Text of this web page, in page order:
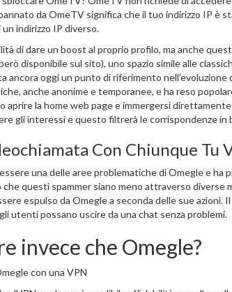
da OmeTV significa che il tuo indirizzo IP è
indirizzo IP diverso.
di dare un boost al proprio profilo, ma anche
disponibile sul sito), uno spazio simile alle
ancora oggi un punto di riferimento
anche anonime e temporanee, e ha reso
aprire la home web page e immergersi
gli interessi e questo filtrerà le corrispondenze in
Con Chiunque Tu
una delle aree problematiche di Omegle e
che questi spammer siano meno attraverso
espulso da Omegle a seconda delle sue azioni.
utenti possano uscire da una chat senza problemi.
invece che Omegle?
con una VPN